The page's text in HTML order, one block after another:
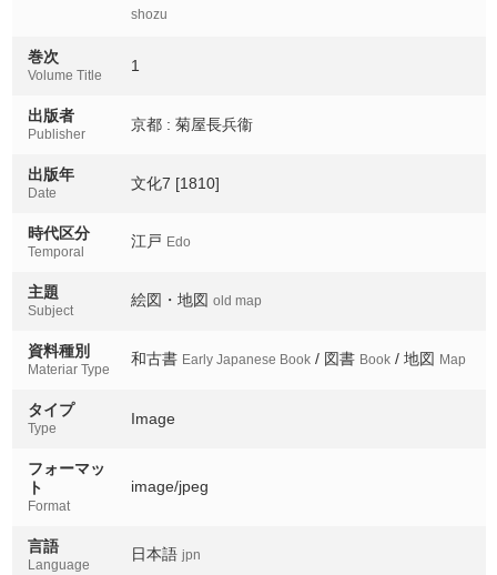
shozu
巻次
Volume Title
1
出版者
Publisher
京都 : 菊屋長兵衞
出版年
Date
文化7 [1810]
時代区分
Temporal
江戸 Edo
主題
Subject
絵図・地図 old map
資料種別
Materiar Type
和古書 Early Japanese Book/ 図書 Book/ 地図 Map
タイプ
Type
Image
フォーマッ
ト
Format
image/jpeg
言語
Language
日本語 jpn